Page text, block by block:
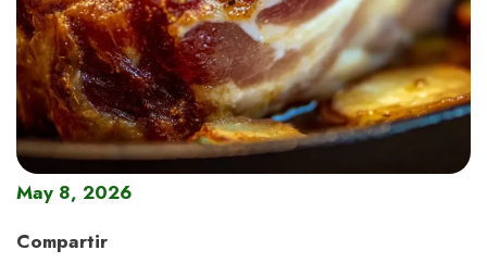
May 8, 2026
Compartir